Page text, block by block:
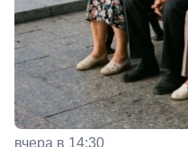
вчера в 14:30